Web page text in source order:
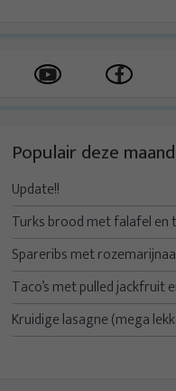
Populair deze maand
Update!!
Turks brood met falafel en
Spareribs met
Taco’s met pulled jackfruit
Kruidige lasagne (mega